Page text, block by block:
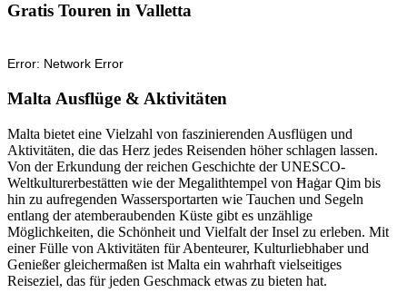
Gratis Touren in Valletta
Malta Ausflüge & Aktivitäten
Malta bietet eine Vielzahl von faszinierenden Ausflügen und
Aktivitäten, die das Herz jedes Reisenden höher schlagen lassen.
Von der Erkundung der reichen Geschichte der UNESCO-
Weltkulturerbestätten wie der Megalithtempel von Ħaġar Qim bis
hin zu aufregenden Wassersportarten wie Tauchen und Segeln
entlang der atemberaubenden Küste gibt es unzählige
Möglichkeiten, die Schönheit und Vielfalt der Insel zu erleben. Mit
einer Fülle von Aktivitäten für Abenteurer, Kulturliebhaber und
Genießer gleichermaßen ist Malta ein wahrhaft vielseitiges
Reiseziel, das für jeden Geschmack etwas zu bieten hat.